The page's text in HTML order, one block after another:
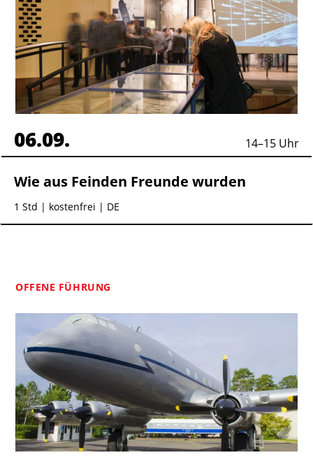
06.09. 14–15 Uhr
Wie aus Feinden Freunde wurden
1 Std | kostenfrei | DE
OFFENE FÜHRUNG